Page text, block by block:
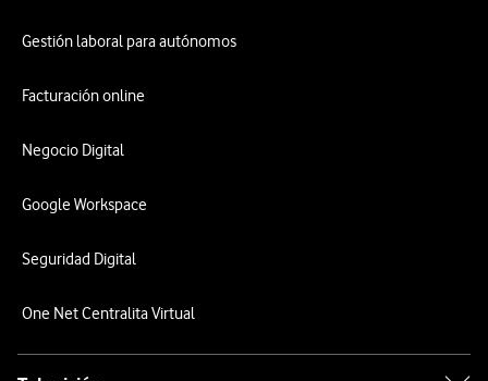
Gestión laboral para autónomos
Facturación online
Negocio Digital
Google Workspace
Seguridad Digital
One Net Centralita Virtual